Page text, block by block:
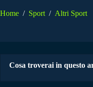
Home / Sport / Altri Sport
Cosa troverai in questo